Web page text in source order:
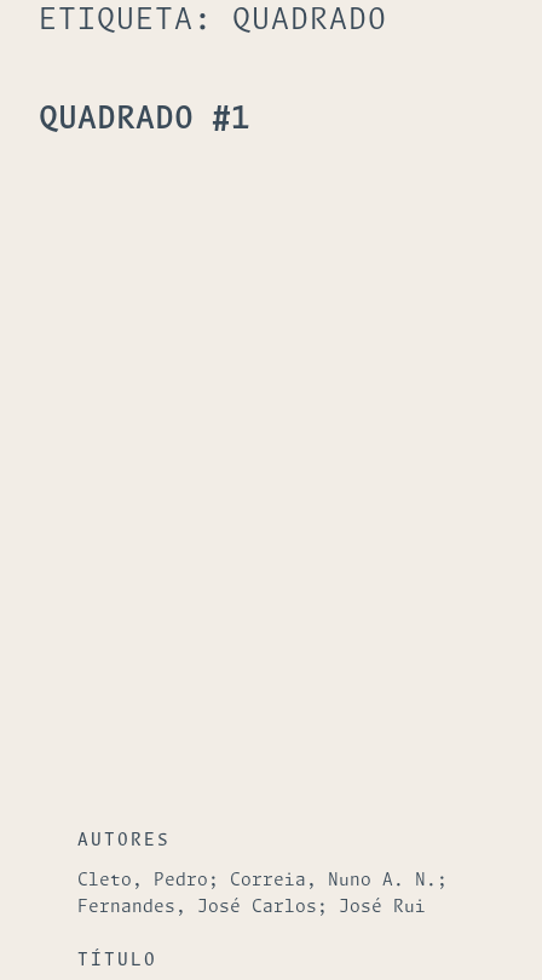
ETIQUETA: QUADRADO
QUADRADO #1
AUTORES
Cleto, Pedro; Correia, Nuno A. N.;
Fernandes, José Carlos; José Rui
TÍTULO